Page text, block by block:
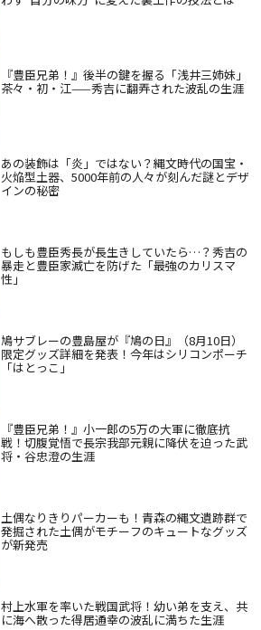
『豊臣兄弟！』後半の鍵を握る「浅井三姉妹」
茶々・初・江——秀吉に翻弄された波乱の生涯
あの装飾は「炎」ではない？縄文時代の国宝・
火焔型土器、5000年前の人々が刻んだ謎とデザ
インの秘密
もしも豊臣秀長が長生きしていたら…？秀吉の
暴走と豊臣家滅亡を防げた「最強のカリスマ
性」
鳩サブレーの豊島屋が『鳩の日』（8月10日）
限定グッズ詳細を発表！今年はシリコンポーチ
「はとっこ」
『豊臣兄弟！』小一郎の5万の大軍に徹底抗
戦！切腹覚悟で長宗我部元親に降伏を迫った武
将・谷忠澄の生涯
土偶なりきりパーカーも！青森の縄文遺跡群で
発掘された土偶がモチーフのキュートなグッズ
が新発売
村上水軍を率いた戦国武将！幼い弟を支え、共
に海へ散った得居通幸の波乱に満ちた生涯